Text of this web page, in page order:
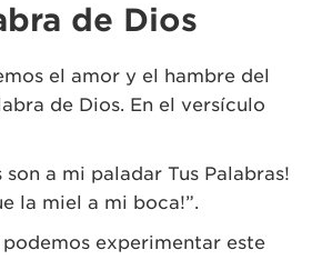
de Dios
el amor y el hambre del
de Dios. En el versículo
son a mi paladar Tus Palabras!
la miel a mi boca!”.
experimentar este